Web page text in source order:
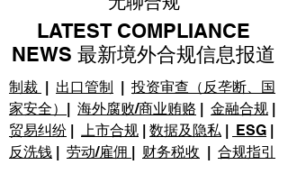
制裁 | 出口管制 | 投资审查（反垄断、国
家安全） | 海外腐败/商业贿赂 | 金融合规 |
贸易纠纷 | 上市合规 | 数据及隐私 | ESG |
反洗钱 | 劳动/雇佣 | 财务税收 | 合规指引
LATEST COMPLIANCE
NEWS 最新境外合规信息报道